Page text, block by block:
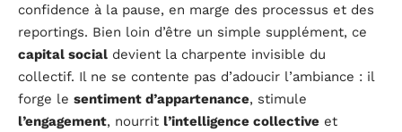
confidence à la pause, en marge des processus et des
reportings. Bien loin d’être un simple supplément, ce
capital social devient la charpente invisible du
collectif. Il ne se contente pas d’adoucir l’ambiance : il
forge le sentiment d’appartenance, stimule
l’engagement, nourrit l’intelligence collective et